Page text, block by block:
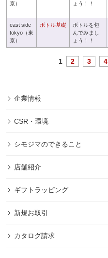
京）
ょう！！
east side
tokyo（東
京）
ボトル基礎
ボトルを包
んでみまし
ょう！！
1 2 3 4
企業情報
CSR・環境
シモジマのできること
店舗紹介
ギフトラッピング
新規お取引
カタログ請求